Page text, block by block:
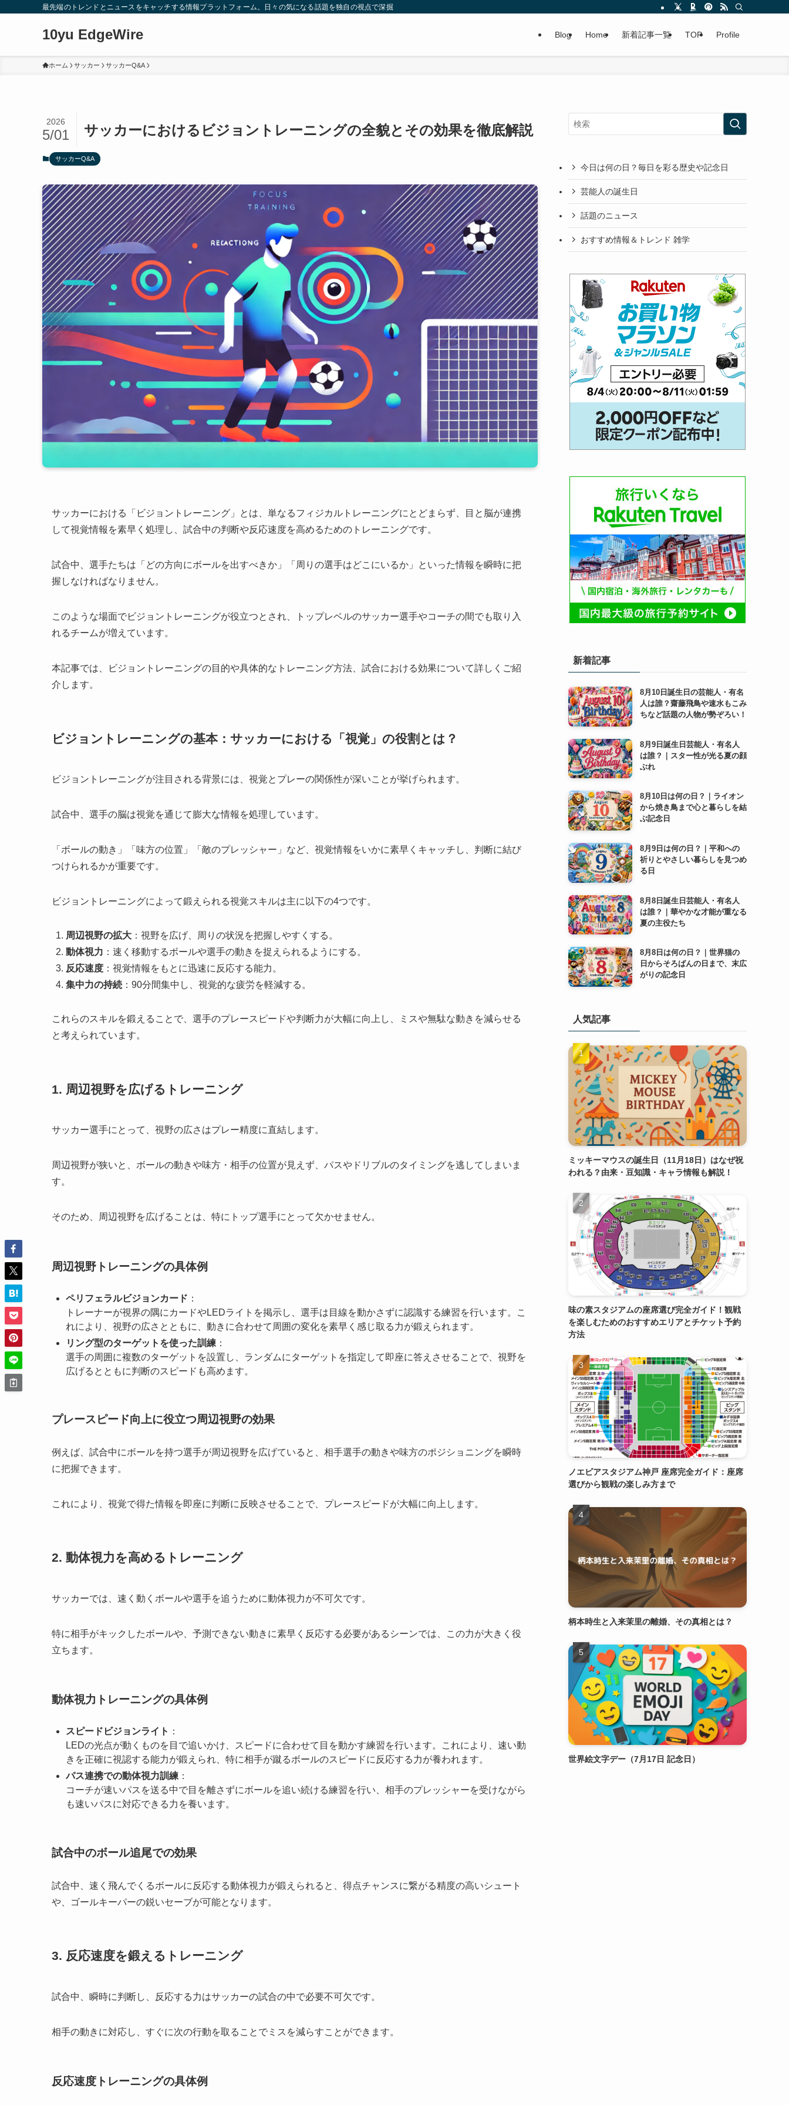
最先端のトレンドとニュースをキャッチする情報プラットフォーム。日々の気になる話題を独自の視点で深掘りしたコンテンツをお届けします。
10yu EdgeWire Blog Home 新着記事一覧 TOP Profile
ホーム サッカー サッカーQ&A
サッカーにおけるビジョントレーニングの全貌とその効果を徹底解説
2026
5/01
サッカーQ&A
サッカーにおける「ビジョントレーニング」とは、単なるフィジカルトレーニングにとどまらず、目と脳が連携
して視覚情報を素早く処理し、試合中の判断や反応速度を高めるためのトレーニングです。
試合中、選手たちは「どの方向にボールを出すべきか」「周りの選手はどこにいるか」といった情報を瞬時に把
握しなければなりません。
このような場面でビジョントレーニングが役立つとされ、トップレベルのサッカー選手やコーチの間でも取り入
れるチームが増えています。
本記事では、ビジョントレーニングの目的や具体的なトレーニング方法、試合における効果について詳しくご紹
介します。
ビジョントレーニングの基本：サッカーにおける「視覚」の役割とは？
ビジョントレーニングが注目される背景には、視覚とプレーの関係性が深いことが挙げられます。
試合中、選手の脳は視覚を通じて膨大な情報を処理しています。
「ボールの動き」「味方の位置」「敵のプレッシャー」など、視覚情報をいかに素早くキャッチし、判断に結び
つけられるかが重要です。
ビジョントレーニングによって鍛えられる視覚スキルは主に以下の4つです。
周辺視野の拡大 ：視野を広げ、周りの状況を把握しやすくする。
動体視力 ：速く移動するボールや選手の動きを捉えられるようにする。
反応速度 ：視覚情報をもとに迅速に反応する能力。
集中力の持続 ：90分間集中し、視覚的な疲労を軽減する。
これらのスキルを鍛えることで、選手のプレースピードや判断力が大幅に向上し、ミスや無駄な動きを減らせる
と考えられています。
1. 周辺視野を広げるトレーニング
サッカー選手にとって、視野の広さはプレー精度に直結します。
周辺視野が狭いと、ボールの動きや味方・相手の位置が見えず、パスやドリブルのタイミングを逃してしまいま
す。
そのため、周辺視野を広げることは、特にトップ選手にとって欠かせません。
周辺視野トレーニングの具体例
ペリフェラルビジョンカード ：
トレーナーが視界の隅にカードやLEDライトを掲示し、選手は目線を動かさずに認識する練習を行います。こ
れにより、視野の広さとともに、動きに合わせて周囲の変化を素早く感じ取る力が鍛えられます。
リング型のターゲットを使った訓練 ：
選手の周囲に複数のターゲットを設置し、ランダムにターゲットを指定して即座に答えさせることで、視野を
広げるとともに判断のスピードも高めます。
プレースピード向上に役立つ周辺視野の効果
例えば、試合中にボールを持つ選手が周辺視野を広げていると、相手選手の動きや味方のポジショニングを瞬時
に把握できます。
これにより、視覚で得た情報を即座に判断に反映させることで、プレースピードが大幅に向上します。
2. 動体視力を高めるトレーニング
サッカーでは、速く動くボールや選手を追うために動体視力が不可欠です。
特に相手がキックしたボールや、予測できない動きに素早く反応する必要があるシーンでは、この力が大きく役
立ちます。
動体視力トレーニングの具体例
スピードビジョンライト ：
LEDの光点が動くものを目で追いかけ、スピードに合わせて目を動かす練習を行います。これにより、速い動
きを正確に視認する能力が鍛えられ、特に相手が蹴るボールのスピードに反応する力が養われます。
パス連携での動体視力訓練 ：
コーチが速いパスを送る中で目を離さずにボールを追い続ける練習を行い、相手のプレッシャーを受けながら
も速いパスに対応できる力を養います。
試合中のボール追尾での効果
試合中、速く飛んでくるボールに反応する動体視力が鍛えられると、得点チャンスに繋がる精度の高いシュート
や、ゴールキーパーの鋭いセーブが可能となります。
3. 反応速度を鍛えるトレーニング
試合中、瞬時に判断し、反応する力はサッカーの試合の中で必要不可欠です。
相手の動きに対応し、すぐに次の行動を取ることでミスを減らすことができます。
反応速度トレーニングの具体例
今日は何の日？毎日を彩る歴史や記念日
芸能人の誕生日
話題のニュース
おすすめ情報＆トレンド 雑学
新着記事
8月10日誕生日の芸能人・有名
人は誰？齋藤飛鳥や速水もこみ
ちなど話題の人物が勢ぞろい！
8月9日誕生日芸能人・有名人
は誰？｜スター性が光る夏の顔
ぶれ
8月10日は何の日？｜ライオン
から焼き鳥まで心と暮らしを結
ぶ記念日
8月9日は何の日？｜平和への
祈りとやさしい暮らしを見つめ
る日
8月8日誕生日芸能人・有名人
は誰？｜華やかな才能が重なる
夏の主役たち
8月8日は何の日？｜世界猫の
日からそろばんの日まで、末広
がりの記念日
人気記事
ミッキーマウスの誕生日（11月18日）はなぜ祝
われる？由来・豆知識・キャラ情報も解説！
味の素スタジアムの座席選び完全ガイド！観戦
を楽しむためのおすすめエリアとチケット予約
方法
ノエビアスタジアム神戸 座席完全ガイド：座席
選びから観戦の楽しみ方まで
柄本時生と入来茉里の離婚、その真相とは？
世界絵文字デー（7月17日 記念日）